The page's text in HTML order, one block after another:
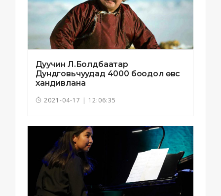
Дуучин Л.Болдбаатар
Дундговьчуудад 4000 боодол өвс
хандивлана
2021-04-17 | 12:06:35